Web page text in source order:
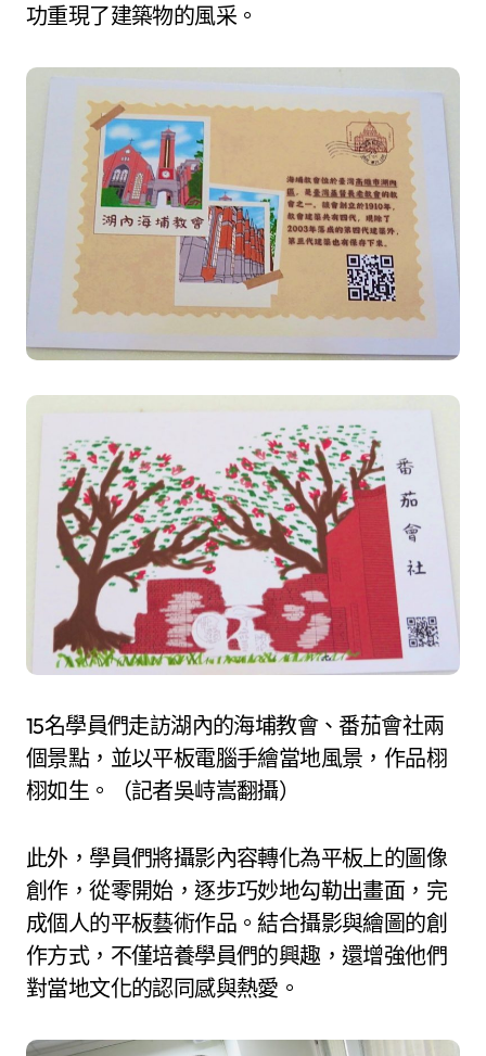
功重現了建築物的風采。
15名學員們走訪湖內的海埔教會、番茄會社兩
個景點，並以平板電腦手繪當地風景，作品栩
栩如生。（記者吳峙嵩翻攝）
此外，學員們將攝影內容轉化為平板上的圖像
創作，從零開始，逐步巧妙地勾勒出畫面，完
成個人的平板藝術作品。結合攝影與繪圖的創
作方式，不僅培養學員們的興趣，還增強他們
對當地文化的認同感與熱愛。